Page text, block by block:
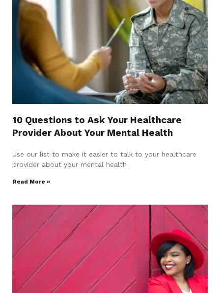
10 Questions to Ask Your Healthcare
Provider About Your Mental Health
Use our list to make it easier to talk to your healthcare
provider about your mental health
Read More »